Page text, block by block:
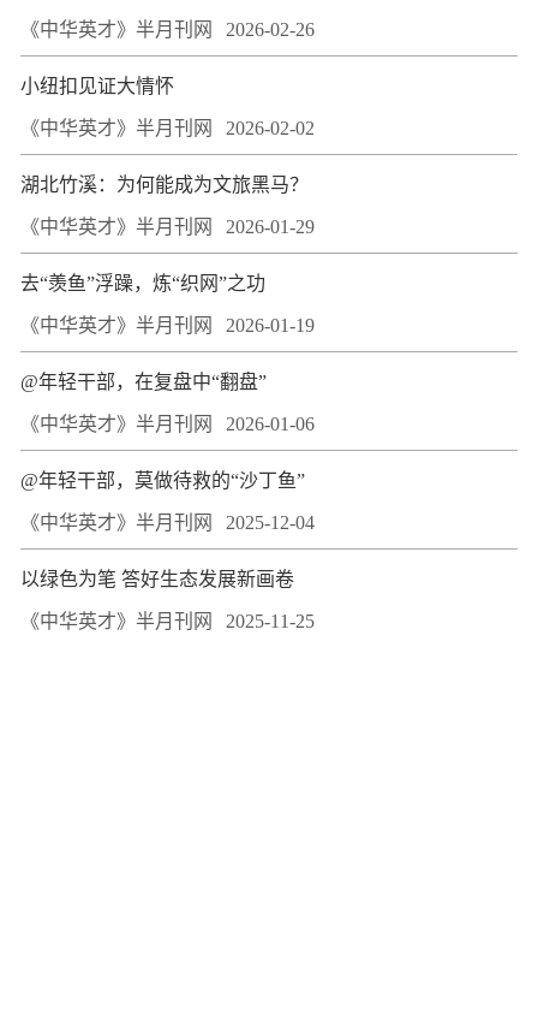
《中华英才》半月刊网 2026-02-26
小纽扣见证大情怀
《中华英才》半月刊网 2026-02-02
湖北竹溪：为何能成为文旅黑马？
《中华英才》半月刊网 2026-01-29
去“羡鱼”浮躁，炼“织网”之功
《中华英才》半月刊网 2026-01-19
@年轻干部，在复盘中“翻盘”
《中华英才》半月刊网 2026-01-06
@年轻干部，莫做待救的“沙丁鱼”
《中华英才》半月刊网 2025-12-04
以绿色为笔 答好生态发展新画卷
《中华英才》半月刊网 2025-11-25